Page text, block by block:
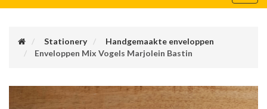
Stationery
Handgemaakte enveloppen
Enveloppen Mix Vogels Marjolein Bastin